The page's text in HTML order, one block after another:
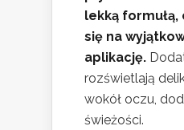
lekką formułą,
się na
aplikację.
rozświetlają
wokół oczu,
świeżości.